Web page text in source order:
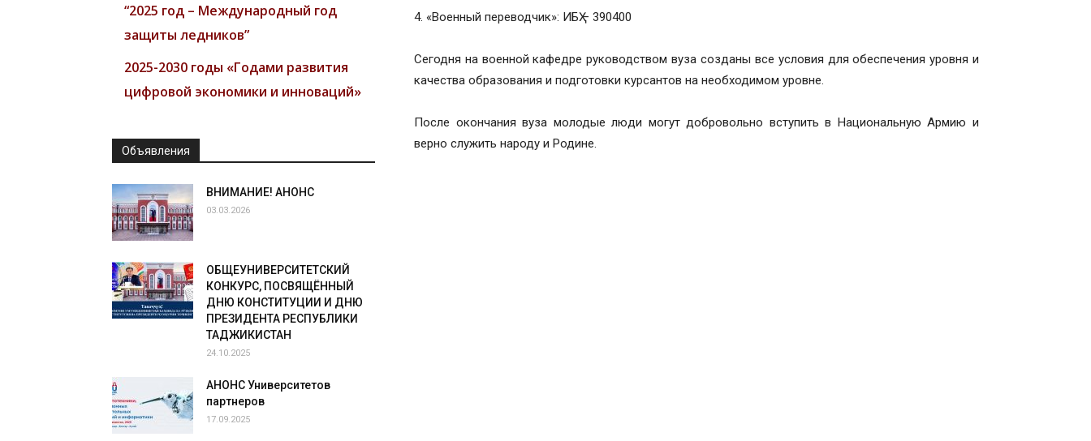
4. «Военный переводчик»: ИБҲ – 390400
Сегодня на военной кафедре руководством вуза созданы все условия для обеспечения уровня и
качества образования и подготовки курсантов на необходимом уровне.
После окончания вуза молодые люди могут добровольно вступить в Национальную Армию и
верно служить народу и Родине.
“2025 год – Международный год
защиты ледников”
2025-2030 годы «Годами развития
цифровой экономики и инноваций»
Объявления
ВНИМАНИЕ! АНОНС
03.03.2026
ОБЩЕУНИВЕРСИТЕТСКИЙ
КОНКУРС, ПОСВЯЩЁННЫЙ
ДНЮ КОНСТИТУЦИИ И ДНЮ
ПРЕЗИДЕНТА РЕСПУБЛИКИ
ТАДЖИКИСТАН
24.10.2025
АНОНС Университетов
партнеров
17.09.2025